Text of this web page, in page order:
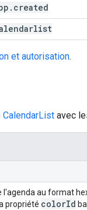
. created
et autorisation.
avec
l'agenda au format
propriété colorId